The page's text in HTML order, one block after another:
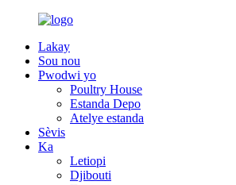
Lakay
Sou nou
Pwodwi yo
Poultry House
Estanda Depo
Atelye estanda
Sèvis
Ka
Letiopi
Djibouti